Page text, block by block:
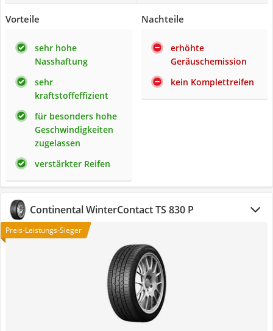
Vorteile
sehr hohe
Nasshaftung
sehr
kraftstoffeffizient
für besonders hohe
Geschwindigkeiten
zugelassen
verstärkter Reifen
Nachteile
erhöhte
Geräuschemission
kein Komplettreifen
Continental WinterContact TS 830 P
Preis-Leistungs-Sieger